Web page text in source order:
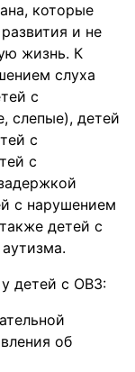
которые
и не
жизнь. К
слуха
с
слепые), детей
с
с
с нарушением
детей с
детей с ОВЗ:
об